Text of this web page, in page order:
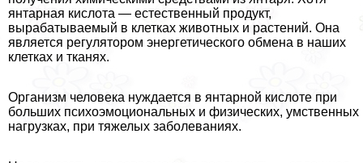
янтарная кислота — естественный продукт,
выpaбатываемый в клетках животных и растений. Она
является регулятором энергетического обмена в наших
клетках и тканях.
Организм человека нуждается в янтарной кислоте при
больших психоэмоциональных и физических, умственных
нагрузках, при тяжелых заболеваниях.